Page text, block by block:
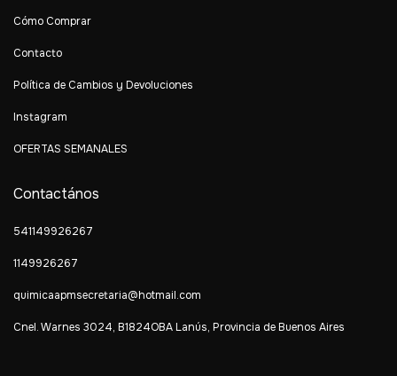
Cómo Comprar
Contacto
Política de Cambios y Devoluciones
Instagram
OFERTAS SEMANALES
Contactános
541149926267
1149926267
quimicaapmsecretaria@hotmail.com
Cnel. Warnes 3024, B1824OBA Lanús, Provincia de Buenos Aires